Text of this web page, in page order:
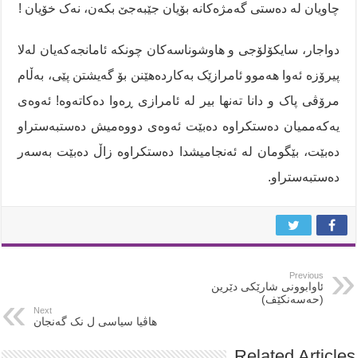
چاویان لە دەستی گەمژەکانە بۆیان جێبەجێ بکەن، نەک خۆیان !
دواجار، سایکۆلۆجی و ھاوشوناسەکان چونکە ئامانجەکەیان لەلا
پیرۆزە ئەوا ھەموو ئامرازێک بەکاردەھێنن بۆ گەیشتن پێی، بەڵام
مرۆڤی پاک و دانا تەنھا بیر لە ئامرازی ڕەوا دەکاتەوە! ئەوەی
یەکەممیان دەستکراوە دەبێت ئەوەی دووەمیش دەستبەستراو
دەبێت، بێگومان لە ئەنجامیشدا دەستکراوە زاڵ دەبێت بەسەر
دەستبەستراو.
Previous
ئاوابوونی شارێکی دێرین
(حەسەنکێف)
Next
هاڤیا سیاسی ل نک گەنجان